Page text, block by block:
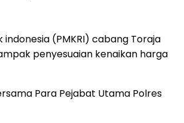
(PMKRI) cabang Toraja
penyesuaian kenaikan harga
Para Pejabat Utama Polres